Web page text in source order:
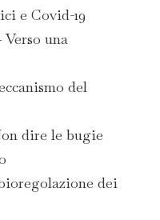
e Covid-19
Verso una
del
dire le bugie
dei